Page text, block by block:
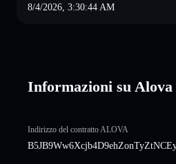
8/4/2026, 3:30:44 AM
Informazioni su
Indirizzo del contratto ALOVA